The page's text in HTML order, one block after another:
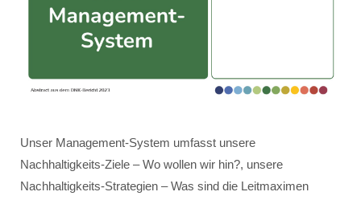
Unser Management-System umfasst unsere
Nachhaltigkeits-Ziele – Wo wollen wir hin?, unsere
Nachhaltigkeits-Strategien – Was sind die Leitmaximen